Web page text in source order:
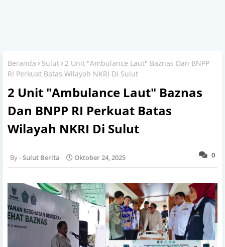
Beranda Sulut 2 Unit "Ambulance Laut" Baznas Dan BNPP
RI Perkuat Batas Wilayah NKRI Di Sulut
2 Unit "Ambulance Laut" Baznas
Dan BNPP RI Perkuat Batas
Wilayah NKRI Di Sulut
0
Sulut Berita Oktober 24, 2025